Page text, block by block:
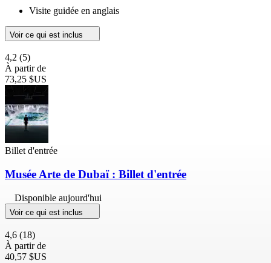
Visite guidée en anglais
Voir ce qui est inclus
4,2 (5)
À partir de
73,25 $US
Billet d'entrée
Musée Arte de Dubaï : Billet d'entrée
Disponible aujourd'hui
Voir ce qui est inclus
4,6 (18)
À partir de
40,57 $US